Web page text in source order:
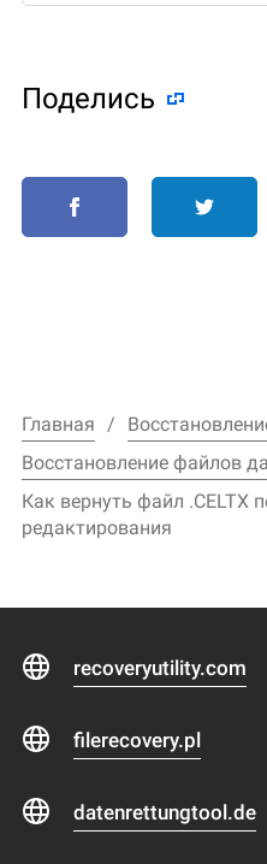
Поделиcь
Главная
Восстановление файлов
Как вернуть файл .CELTX
редактирования
recoveryutility.com
filerecovery.pl
datenrettungtool.de